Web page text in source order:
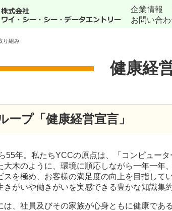
企業情報
お問い合
り組み
健康経
ープ「健康経営宣言」
55年。私たちYCCの原点は、「コンピュー
大木のように、環境に順応しながら一年一
スを極め、お客様の満足度の向上を目指して
きがいや働きがいを実感できる豊かな知識集
は、社員及びその家族が心身ともに健康で